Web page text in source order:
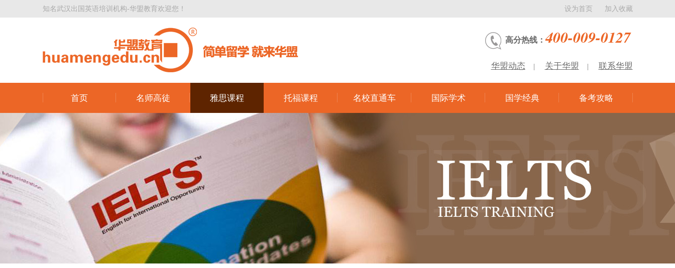
知名武汉出国英语培训机构-华盟教育欢迎您！ 设为首页 加入收藏
高分热线：400-009-0127
华盟动态 关于华盟 联系华盟
首页 名师高徒 雅思课程 托福课程 名校直通车 国际学术 国学经典 备考攻略